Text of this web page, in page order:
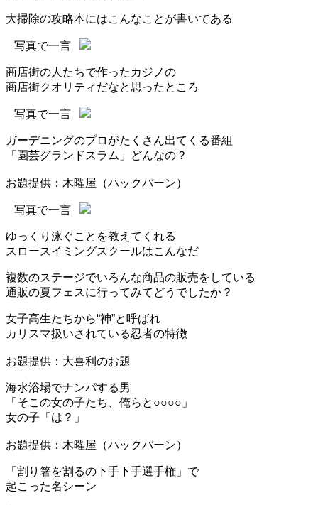
大掃除の攻略本にはこんなことが書いてある
写真で一言
商店街の人たちで作ったカジノの
商店街クオリティだなと思ったところ
写真で一言
ガーデニングのプロがたくさん出てくる番組
「園芸グランドスラム」どんなの？
お題提供：木曜屋（ハックバーン）
写真で一言
ゆっくり泳ぐことを教えてくれる
スロースイミングスクールはこんなだ
複数のステージでいろんな商品の販売をしている
通販の夏フェスに行ってみてどうでしたか？
女子高生たちから“神”と呼ばれ
カリスマ扱いされている忍者の特徴
お題提供：大喜利のお題
海水浴場でナンパする男
「そこの女の子たち、俺らと○○○○」
女の子「は？」
お題提供：木曜屋（ハックバーン）
「割り箸を割るの下手下手選手権」で
起こった名シーン